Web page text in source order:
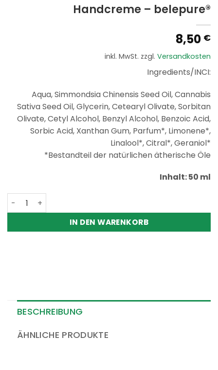
Handcreme – belepure®
8,50 €
inkl. MwSt. zzgl. Versandkosten
Ingredients/INCI:
Aqua, Simmondsia Chinensis Seed Oil, Cannabis
Sativa Seed Oil, Glycerin, Cetearyl Olivate, Sorbitan
Olivate, Cetyl Alcohol, Benzyl Alcohol, Benzoic Acid,
Sorbic Acid, Xanthan Gum, Parfum*, Limonene*,
Linalool*, Citral*, Geraniol*
*Bestandteil der natürlichen ätherische Öle
Inhalt: 50 ml
Handcreme - belepure® Menge
IN DEN WARENKORB
BESCHREIBUNG
ÄHNLICHE PRODUKTE